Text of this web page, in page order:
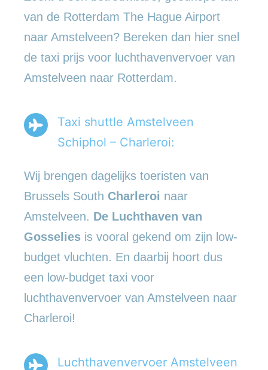
van de Rotterdam The Hague Airport
naar Amstelveen? Bereken dan hier snel
de taxi prijs voor luchthavenvervoer van
Amstelveen naar Rotterdam.
Taxi shuttle Amstelveen
Schiphol – Charleroi:
Wij brengen dagelijks toeristen van
Brussels South Charleroi naar
Amstelveen. De Luchthaven van
Gosselies is vooral gekend om zijn low-
budget vluchten. En daarbij hoort dus
een low-budget taxi voor
luchthavenvervoer van Amstelveen naar
Charleroi!
Luchthavenvervoer Amstelveen